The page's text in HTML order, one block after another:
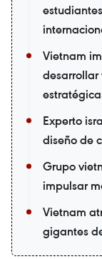
Vietnam
desarrollar
Experto
diseño de
Grupo
impulsar
Vietnam
gigantes